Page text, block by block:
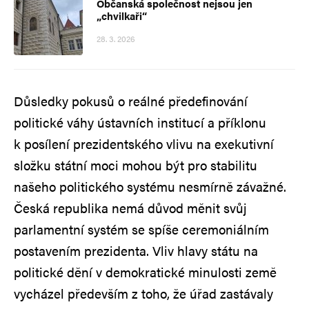
„chvilkaři“
28. 3. 2026
Důsledky pokusů o reálné předefinování
politické váhy ústavních institucí a příklonu
k posílení prezidentského vlivu na exekutivní
složku státní moci mohou být pro stabilitu
našeho politického systému nesmírně závažné.
Česká republika nemá důvod měnit svůj
parlamentní systém se spíše ceremoniálním
postavením prezidenta. Vliv hlavy státu na
politické dění v demokratické minulosti země
vycházel především z toho, že úřad zastávaly